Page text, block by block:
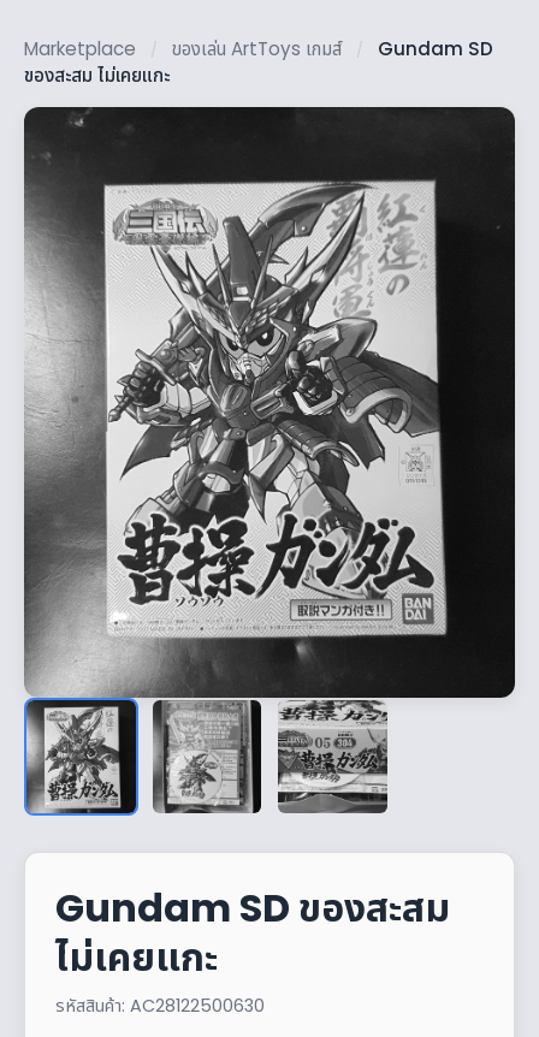
Marketplace / ของเล่น ArtToys เกมส์ /
Gundam SD
ของสะสม ไม่เคยแกะ
Gundam SD ของสะสม
ไม่เคยแกะ
รหัสสินค้า: AC28122500630